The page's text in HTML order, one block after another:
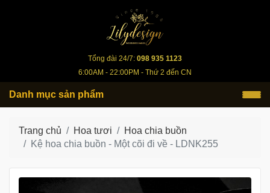
lilydesign.vn
Tổng đài 24/7: 098 935 1123
6:00AM - 22:00PM - Thứ 2 đến CN
Danh mục sản phẩm
Trang chủ Hoa tươi
Hoa chia buồn
Kệ hoa chia buồn - Một cõi đi về - LDNK255